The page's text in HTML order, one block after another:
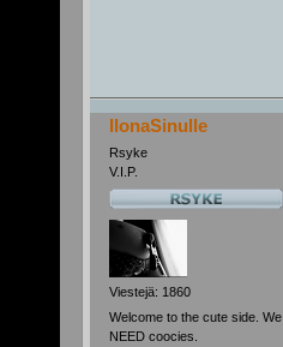
IlonaSinulle
Rsyke
V.I.P.
Viestejä: 1860
Welcome to the cute side. We
NEED coocies.